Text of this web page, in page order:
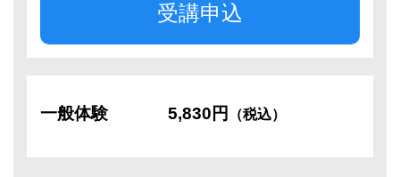
受講申込
一般体験 5,830円 （税込）